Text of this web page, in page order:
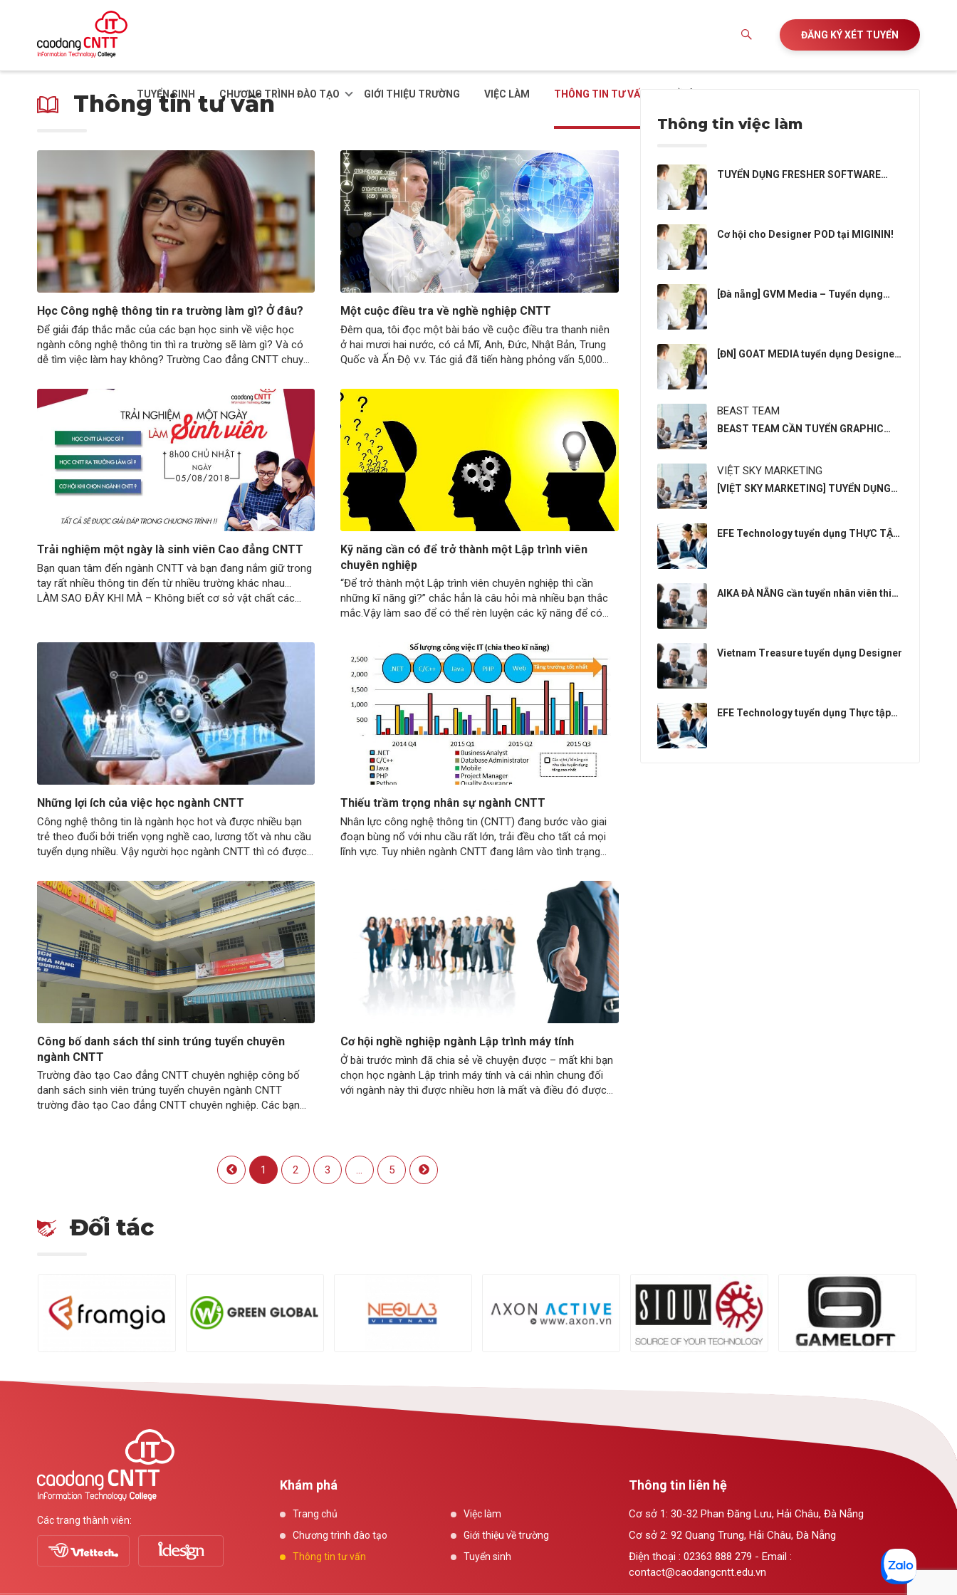
ĐĂNG KÝ XÉT TUYỂN
TUYỂN SINH CHƯƠNG TRÌNH ĐÀO TẠO GIỚI THIỆU TRƯỜNG VIỆC LÀM THÔNG TIN TƯ VẤN
Thông tin tư vấn
Học Công nghệ thông tin ra trường làm gì? Ở đâu?
Để giải đáp thắc mắc của các bạn học sinh về việc học
ngành công nghệ thông tin thì ra trường sẽ làm gì? Và có
dễ tìm việc làm hay không? Trường Cao đẳng CNTT chuyên
công nghệ thông tin tại Đà…
Một cuộc điều tra về nghề nghiệp CNTT
Đêm qua, tôi đọc một bài báo về cuộc điều tra thanh niên
ở hai mươi hai nước, có cả Mĩ, Anh, Đức, Nhật Bản, Trung
Quốc và Ấn Độ v.v. Tác giả đã tiến hàng phỏng vấn 5,000
nghiệp. Gần…
Trải nghiệm một ngày là sinh viên Cao đẳng CNTT
Bạn quan tâm đến ngành CNTT và bạn đang nắm giữ trong
tay rất nhiều thông tin đến từ nhiều trường khác nhau…
LÀM SAO ĐÂY KHI MÀ – Không biết cơ sở vật chất các
Kỹ năng cần có để trở thành một Lập trình viên
chuyên nghiệp
“Để trở thành một Lập trình viên chuyên nghiệp thì cần
những kĩ năng gì?” chắc hẳn là câu hỏi mà nhiều bạn thắc
mắc.Vậy làm sao để có thể rèn luyện các kỹ năng để có
trường Đào tao Cao đẳng CNTT tìm…
Những lợi ích của việc học ngành CNTT
Công nghệ thông tin là ngành học hot và được nhiều bạn
trẻ theo đuổi bởi triển vọng nghề cao, lương tốt và nhu cầu
tuyển dụng nhiều. Vậy người học ngành CNTT thì có được
có được những gì? Cơ hội nghề…
Thiếu trầm trọng nhân sự ngành CNTT
Nhân lực công nghệ thông tin (CNTT) đang bước vào giai
đoạn bùng nổ với nhu cầu rất lớn, trải đều cho tất cả mọi
lĩnh vực. Tuy nhiên ngành CNTT đang lâm vào tình trạng
Theo khảo sát của VietnamWorks về ngành CNTT ở…
Công bố danh sách thí sinh trúng tuyển chuyên
ngành CNTT
Trường đào tạo Cao đẳng CNTT chuyên nghiệp công bố
danh sách sinh viên trúng tuyển chuyên ngành CNTT
trường đào tạo Cao đẳng CNTT chuyên nghiệp. Các bạn
Cơ hội nghề nghiệp ngành Lập trình máy tính
Ở bài trước mình đã chia sẻ về chuyện được – mất khi bạn
chọn học ngành Lập trình máy tính và cái nhìn chung đối
với ngành này thì được nhiều hơn là mất và điều đó được
1 2 3 ... 5
Thông tin việc làm
TUYỂN DỤNG FRESHER SOFTWARE
Cơ hội cho Designer POD tại MIGININ!
[Đà nẵng] GVM Media – Tuyển dụng
[ĐN] GOAT MEDIA tuyển dụng Designer
BEAST TEAM
BEAST TEAM CẦN TUYỂN GRAPHIC
VIỆT SKY MARKETING
[VIỆT SKY MARKETING] TUYỂN DỤNG
EFE Technology tuyển dụng THỰC TẬP
AIKA ĐÀ NẴNG cần tuyển nhân viên thiết
Vietnam Treasure tuyển dụng Designer
EFE Technology tuyển dụng Thực tập
Đối tác
Các trang thành viên:
Khám phá
Trang chủ
Việc làm
Chương trình đào tạo
Giới thiệu về trường
Thông tin tư vấn
Tuyển sinh
Thông tin liên hệ
Cơ sở 1: 30-32 Phan Đăng Lưu, Hải Châu, Đà Nẵng
Cơ sở 2: 92 Quang Trung, Hải Châu, Đà Nẵng
Điện thoại : 02363 888 279 - Email :
contact@caodangcntt.edu.vn